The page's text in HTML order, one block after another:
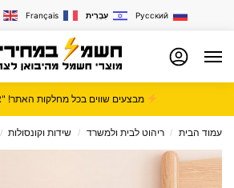
Français עִבְרִית Русский
מבצעים שווים בכל מחלקות האתר! "SUMMER"
עמוד הבית / ריהוט לבית ולמשרד / שידות וקונסולות /